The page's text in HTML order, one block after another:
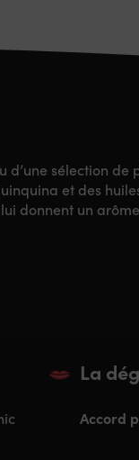
d’une sélection de
et des
donnent un
La
Accord